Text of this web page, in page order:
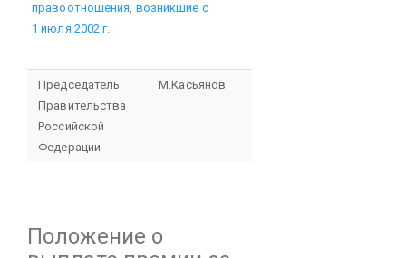
правоотношения, возникшие с
1 июля 2002 г.
Председатель
Правительства
Российской
Федерации
М.Касьянов
Положение о